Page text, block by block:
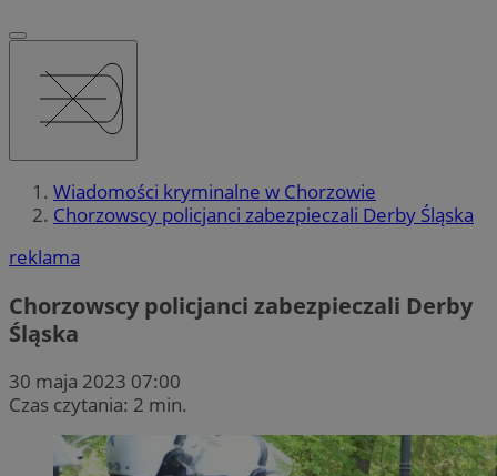
Wiadomości kryminalne w Chorzowie
Chorzowscy policjanci zabezpieczali Derby Śląska
reklama
Chorzowscy policjanci zabezpieczali Derby
Śląska
30 maja 2023 07:00
Czas czytania: 2 min.